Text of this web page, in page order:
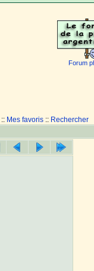
Forum
:: Mes favoris :: Rechercher